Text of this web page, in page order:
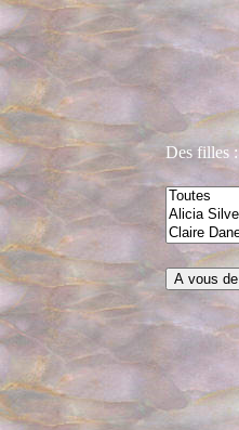
Des filles :